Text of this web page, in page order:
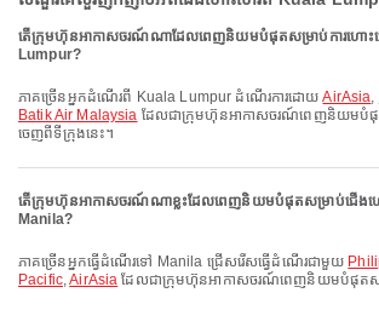
តើក្រុមហ៊ុនអាកាសចរណ៍ណាដែលពេញនិយមបំផុតសម្រាប់ការហោះ
Lumpur?
ភាគច្រើនអ្នកដំណើរពី Kuala Lumpur ដំណើរការដោយAirAsia,
Batik Air Malaysia ដែលជាក្រុមហ៊ុនអាកាសចរណ៍ពេញនិយមបំផុត
ចេញពីទីក្រុងនេះ។
តើក្រុមហ៊ុនអាកាសចរណ៍ណាខ្លះដែលពេញនិយមបំផុតសម្រាប់ជើងហ
Manila?
ភាគច្រើនអ្នកធ្វើដំណើរទៅ Manila ជ្រើសរើសធ្វើដំណើរជាមួយ
Pacific,AirAsia ដែលជាក្រុមហ៊ុនអាកាសចរណ៍ពេញនិយមបំផុតស